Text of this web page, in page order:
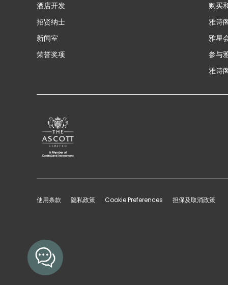
酒店开发
招贤纳士
新闻室
荣誉奖项
购买
雅诗
雅星
参与
雅诗
使用条款 隐私政策 Cookie Preferences 担保及取消政策